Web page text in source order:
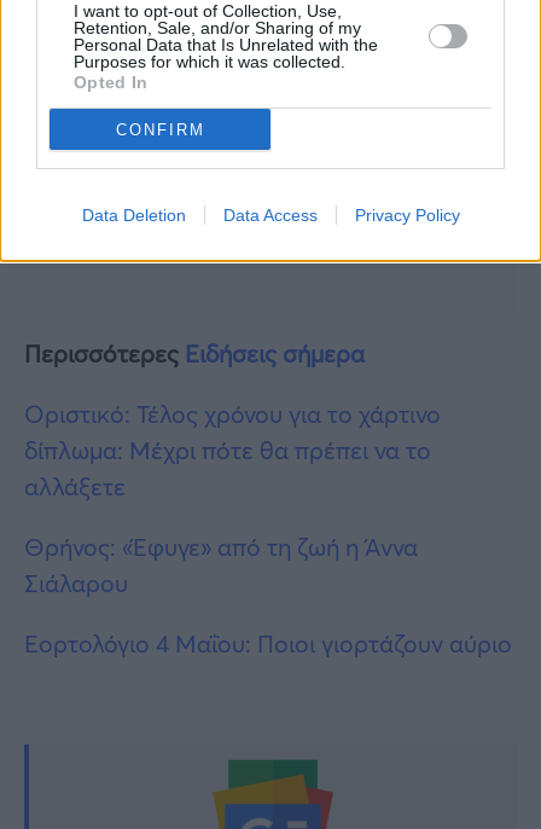
I want to opt-out of Collection, Use,
Retention, Sale, and/or Sharing of my
Personal Data that Is Unrelated with the
Purposes for which it was collected.
Opted In
CONFIRM
Data Deletion Data Access Privacy Policy
Περισσότερες Ειδήσεις σήμερα
Οριστικό: Τέλος χρόνου για το χάρτινο
δίπλωμα: Μέχρι πότε θα πρέπει να το
αλλάξετε
Θρήνος: «Έφυγε» από τη ζωή η Άννα
Σιάλαρου
Εορτολόγιο 4 Μαΐου: Ποιοι γιορτάζουν αύριο